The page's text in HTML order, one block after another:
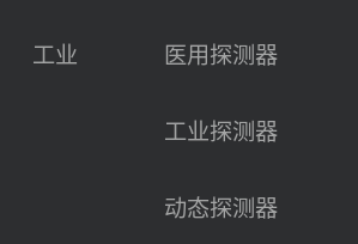
工业 医用探测器
工业探测器
动态探测器